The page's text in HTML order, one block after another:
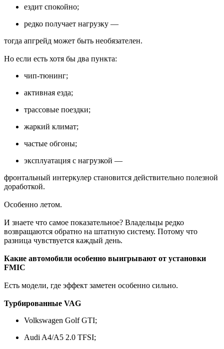
ездит спокойно;
редко получает нагрузку —
тогда апгрейд может быть необязателен.
Но если есть хотя бы два пункта:
чип-тюнинг;
активная езда;
трассовые поездки;
жаркий климат;
частые обгоны;
эксплуатация с нагрузкой —
фронтальный интеркулер становится действительно полезной
доработкой.
Особенно летом.
И знаете что самое показательное? Владельцы редко
возвращаются обратно на штатную систему. Потому что
разница чувствуется каждый день.
Какие автомобили особенно выигрывают от установки
FMIC
Есть модели, где эффект заметен особенно сильно.
Турбированные VAG
Volkswagen Golf GTI;
Audi A4/A5 2.0 TFSI;